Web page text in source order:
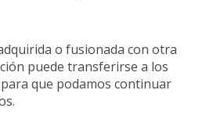
o fusionada con otra
puede transferirse a los
que podamos continuar